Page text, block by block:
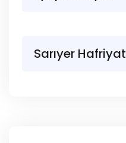
Sarıyer Hafriyat